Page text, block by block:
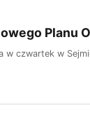
Planu
czwartek w